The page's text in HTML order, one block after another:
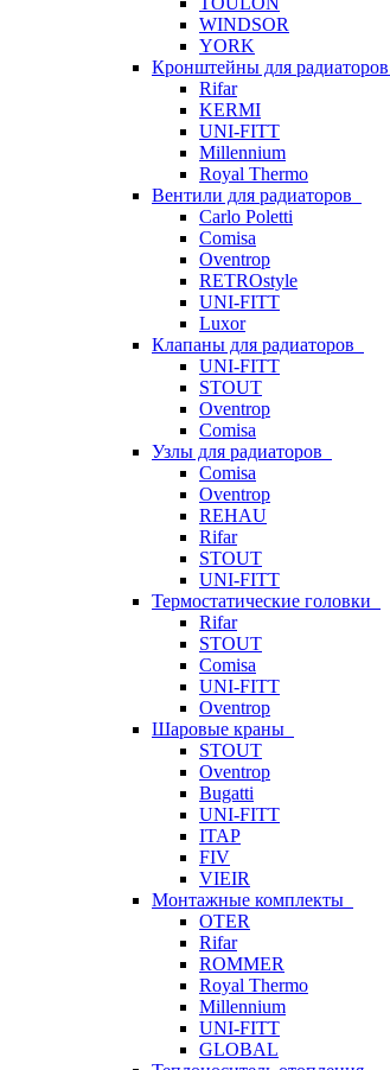
WINDSOR
YORK
Кронштейны для радиаторов
Rifar
KERMI
UNI-FITT
Millennium
Royal Thermo
Вентили для радиаторов
Carlo Poletti
Comisa
Oventrop
RETROstyle
UNI-FITT
Luxor
Клапаны для радиаторов
UNI-FITT
STOUT
Oventrop
Comisa
Узлы для радиаторов
Comisa
Oventrop
REHAU
Rifar
STOUT
UNI-FITT
Термостатические головки
Rifar
STOUT
Comisa
UNI-FITT
Oventrop
Шаровые краны
STOUT
Oventrop
Bugatti
UNI-FITT
ITAP
FIV
VIEIR
Монтажные комплекты
OTER
Rifar
ROMMER
Royal Thermo
Millennium
UNI-FITT
GLOBAL